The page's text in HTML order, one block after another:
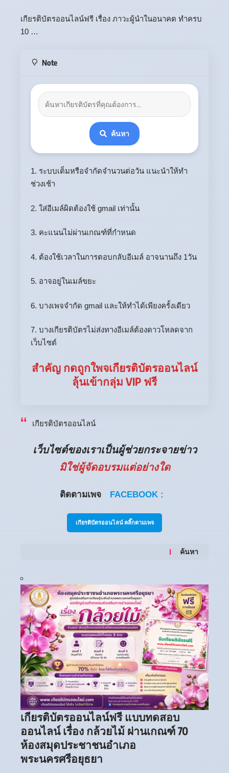
เกียรติบัตรออนไลน์ฟรี เรื่อง ภาวะผู้นำในอนาคต ทำครบ
10 …
Note
ค้นหา
1. ระบบเต็มหรือจำกัดจำนวนต่อวัน แนะนำให้ทำ
ช่วงเช้า
2. ใส่อีเมล์ผิดต้องใช้ gmail เท่านั้น
3. คะแนนไม่ผ่านเกณฑ์ที่กำหนด
4. ต้องใช้เวลาในการตอบกลับอีเมล์ อาจนานถึง 1วัน
5. อาจอยู่ในเมล์ขยะ
6. บางเพจจำกัด gmail และให้ทำได้เพียงครั้งเดียว
7. บางเกียรติบัตรไม่ส่งทางอีเมล์ต้องดาวโหลดจาก
เว็บไซต์
สำคัญ กดถูกใพจเกียรติบัตรออนไลน์
ลุ้นเข้ากลุ่ม VIP ฟรี
เกียรติบัตรออนไลน์
เว็บไซต์ของเราเป็นผู้ช่วยกระจายข่าว
มิใช่ผู้จัดอบรมแต่อย่างใด
ติดตามเพจ FACEBOOK :
เกียรติบัตรออนไลน์ คลิ๊กตามเพจ
ค้นหา
เกียรติบัตรออนไลน์ฟรี แบบทดสอบ
ออนไลน์ เรื่อง กล้วยไม้ ผ่านเกณฑ์ 70
ห้องสมุดประชาชนอำเภอ
พระนครศรีอยุธยา